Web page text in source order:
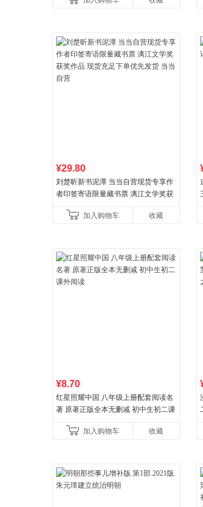
养好品质，发现快
¥29.80
刘楚昕新书泥潭 当当自营现货专享作
者印签寄语限量藏书票 漓江文学奖获
加入购物车 收藏
¥8.70
红星照耀中国 八年级上册配套阅读名
著 原著正版全本无删减 初中生初二课
加入购物车
收藏